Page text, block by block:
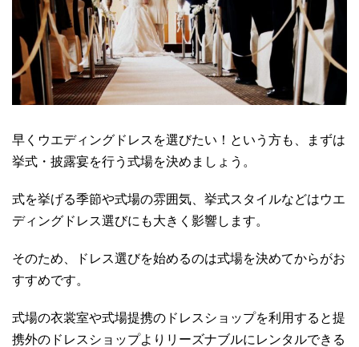
早くウエディングドレスを選びたい！という方も、まずは
挙式・披露宴を行う式場を決めましょう。
式を挙げる季節や式場の雰囲気、挙式スタイルなどはウエ
ディングドレス選びにも大きく影響します。
そのため、ドレス選びを始めるのは式場を決めてからがお
すすめです。
式場の衣裳室や式場提携のドレスショップを利用すると提
携外のドレスショップよりリーズナブルにレンタルできる